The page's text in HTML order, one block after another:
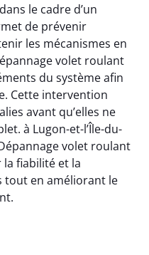
le cadre d’un
de prévenir
les mécanismes en
volet roulant
du système afin
Cette intervention
avant qu’elles ne
à Lugon-et-l’Île-du-
volet roulant
fiabilité et la
tout en améliorant le